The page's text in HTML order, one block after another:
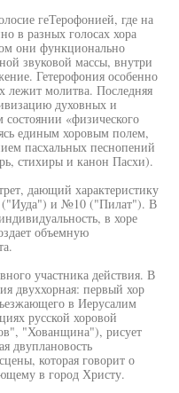
геТерофонией, где на
в разных голосах хора
они функционально
звуковой массы, внутри
Гетерофония особенно
лежит молитва. Последняя
духовных и
«физического
единым хоровым полем,
пасхальных песнопений
стихиры и канон Пасхи).
дающий характеристику
("Иуда") и №10 ("Пилат"). В
в хоре
объемную
участника действия. В
двуххорная: первый хор
в Иерусалим
русской хоровой
"Хованщина"), рисует
двуплановость
которая говорит о
в город Христу.